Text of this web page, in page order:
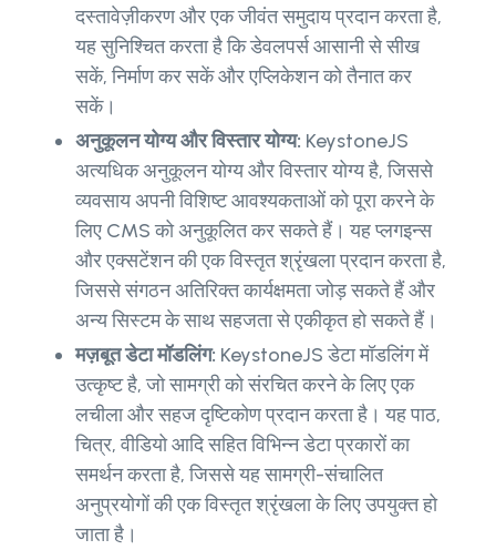
दस्तावेज़ीकरण और एक जीवंत समुदाय प्रदान करता है,
यह सुनिश्चित करता है कि डेवलपर्स आसानी से सीख
सकें, निर्माण कर सकें और एप्लिकेशन को तैनात कर
सकें।
अनुकूलन योग्य और विस्तार योग्य: KeystoneJS
अत्यधिक अनुकूलन योग्य और विस्तार योग्य है, जिससे
व्यवसाय अपनी विशिष्ट आवश्यकताओं को पूरा करने के
लिए CMS को अनुकूलित कर सकते हैं। यह प्लगइन्स
और एक्सटेंशन की एक विस्तृत श्रृंखला प्रदान करता है,
जिससे संगठन अतिरिक्त कार्यक्षमता जोड़ सकते हैं और
अन्य सिस्टम के साथ सहजता से एकीकृत हो सकते हैं।
मज़बूत डेटा मॉडलिंग: KeystoneJS डेटा मॉडलिंग में
उत्कृष्ट है, जो सामग्री को संरचित करने के लिए एक
लचीला और सहज दृष्टिकोण प्रदान करता है। यह पाठ,
चित्र, वीडियो आदि सहित विभिन्न डेटा प्रकारों का
समर्थन करता है, जिससे यह सामग्री-संचालित
अनुप्रयोगों की एक विस्तृत श्रृंखला के लिए उपयुक्त हो
जाता है।